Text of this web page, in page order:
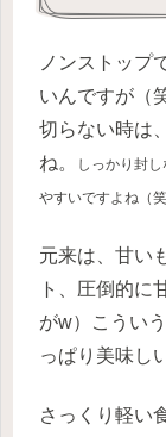
ノンストップ
いんですが（
切らない時は
ね。
しっかり封
やすいですよね（笑
元来は、甘い
ト、圧倒的に
がw）こうい
っぱり美味し
さっくり軽い